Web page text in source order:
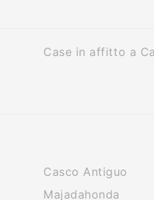
Case in affitto a
Casco Antiguo
Majadahonda